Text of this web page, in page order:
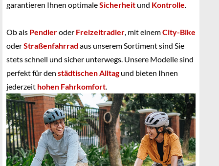
garantieren Ihnen optimaleSicherheit und Kontrolle.
Ob als Pendleroder Freizeitradler, mit einemCity-Bike
oderStraßenfahrrad aus unserem Sortiment sind Sie
stets schnell und sicher unterwegs. Unsere Modelle sind
perfekt für den städtischen Alltagund bieten Ihnen
jederzeit hohen Fahrkomfort.